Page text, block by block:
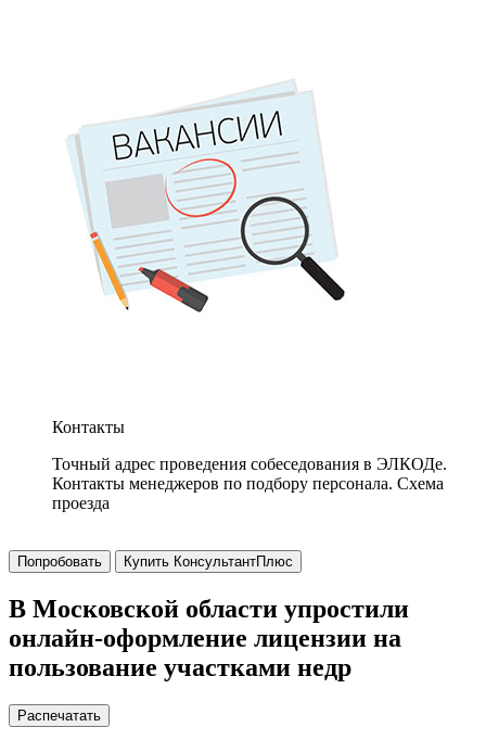
Контакты
Точный адрес проведения собеседования в ЭЛКОДе.
Контакты менеджеров по подбору персонала. Схема
проезда
Попробовать Купить КонсультантПлюс
В Московской области упростили
онлайн-оформление лицензии на
пользование участками недр
Распечатать